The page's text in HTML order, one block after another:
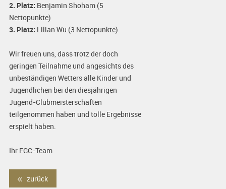
2. Platz: Benjamin Shoham (5
Nettopunkte)
3. Platz: Lilian Wu (3 Nettopunkte)
Wir freuen uns, dass trotz der doch
geringen Teilnahme und angesichts des
unbeständigen Wetters alle Kinder und
Jugendlichen bei den diesjährigen
Jugend-Clubmeisterschaften
teilgenommen haben und tolle Ergebnisse
erspielt haben.
Ihr FGC-Team
zurück